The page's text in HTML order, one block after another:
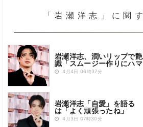
「岩瀬洋志」に関
岩瀬洋志、潤いリップで
識「スムージー作りにハマ
4月4日 06時37分
岩瀬洋志「自愛」を語る
は「よく頑張ったね」
4月3日 07時30分